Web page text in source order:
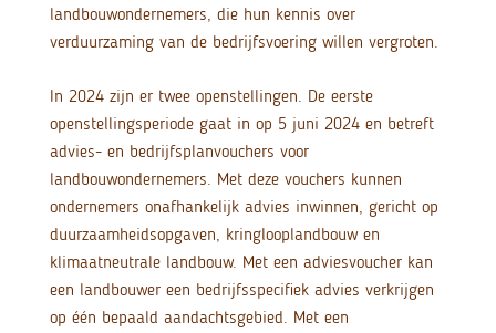
landbouwondernemers, die hun kennis over
verduurzaming van de bedrijfsvoering willen vergroten.
In 2024 zijn er twee openstellingen. De eerste
openstellingsperiode gaat in op 5 juni 2024 en betreft
advies- en bedrijfsplanvouchers voor
landbouwondernemers. Met deze vouchers kunnen
ondernemers onafhankelijk advies inwinnen, gericht op
duurzaamheidsopgaven, kringlooplandbouw en
klimaatneutrale landbouw. Met een adviesvoucher kan
een landbouwer een bedrijfsspecifiek advies verkrijgen
op één bepaald aandachtsgebied. Met een